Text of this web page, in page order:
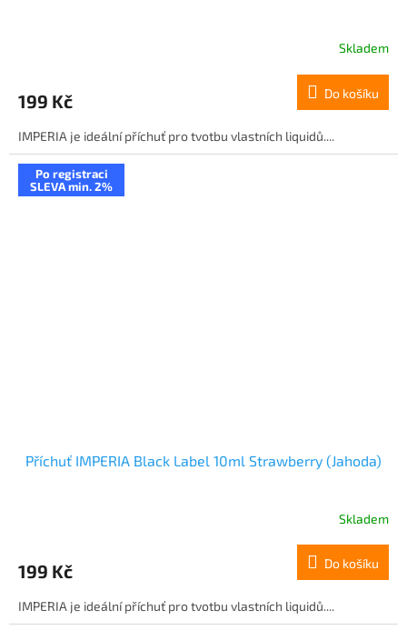
Skladem
199 Kč Do košíku
IMPERIA je ideální příchuť pro tvotbu vlastních liquidů....
Po registraci
SLEVA min. 2%
Příchuť IMPERIA Black Label 10ml Strawberry (Jahoda)
Skladem
199 Kč Do košíku
IMPERIA je ideální příchuť pro tvotbu vlastních liquidů....